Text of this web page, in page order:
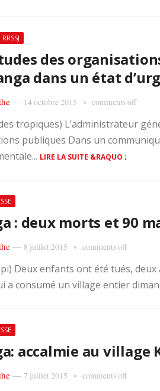
des
dans un état
— 14 octobre 2015 comments off
tropiques) L’administrateur
publiques Dans un
LIRE LA SUITE &RAQUO ;
: deux morts et 90
— 8 juillet 2015 comments off
Deux enfants ont été tués,
a consumé un village entier
accalmie au village
— 7 juillet 2015 comments off